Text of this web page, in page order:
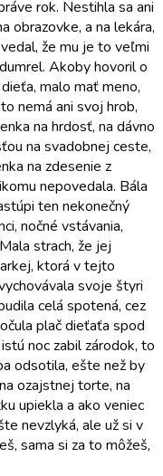
rok. Nestihla sa ani
obrazovke, a na lekára,
že mu je to veľmi
Akoby hovoril o
malo mať meno,
nemá ani svoj hrob,
na hrdosť, na dávno
na svadobnej ceste,
na zdesenie z
nepovedala. Bála
ten nekonečný
nočné vstávania,
strach, že jej
ktorá v tejto
svoje štyri
celá spotená, cez
plač dieťaťa spod
noc zabil zárodok, to
odsotila, ešte než by
ozajstnej torte, na
upiekla a ako veniec
nevzlyká, ale už si v
sama si za to môžeš,